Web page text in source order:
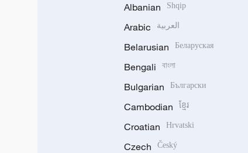
Albanian Shqip
Arabic العربية
Belarusian Беларуская
Bengali বাংলা
Bulgarian Български
Cambodian ខ្មែរ
Croatian Hrvatski
Czech Český